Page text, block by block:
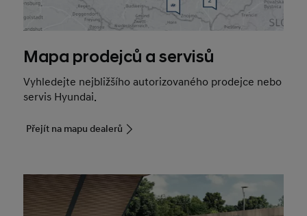
Mapa prodejců a servisů
Vyhledejte nejbližšího autorizovaného prodejce nebo
servis Hyundai.
Přejít na mapu dealerů